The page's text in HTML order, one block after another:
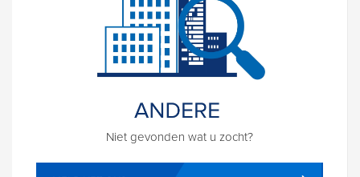
Niet gevonden wat u zocht?